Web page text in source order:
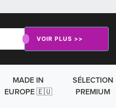
VOIR PLUS >>
MADE IN
EUROPE 🇪🇺
SÉLECTION
PREMIUM